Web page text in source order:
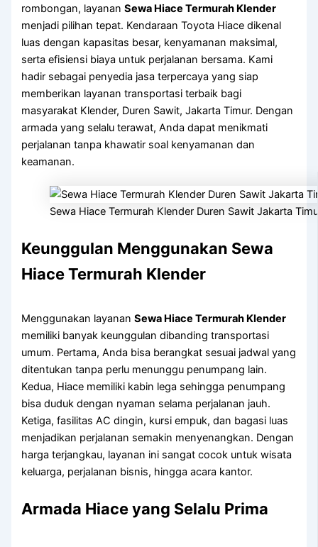
rombongan, layananSewa Hiace Termurah Klender
menjadi pilihan tepat. Kendaraan Toyota Hiace dikenal
luas dengan kapasitas besar, kenyamanan maksimal,
serta efisiensi biaya untuk perjalanan bersama. Kami
hadir sebagai penyedia jasa terpercaya yang siap
memberikan layanan transportasi terbaik bagi
masyarakat Klender, Duren Sawit, Jakarta Timur. Dengan
armada yang selalu terawat, Anda dapat menikmati
perjalanan tanpa khawatir soal kenyamanan dan
keamanan.
Sewa Hiace Termurah Klender Duren Sawit Jakarta
Keunggulan Menggunakan Sewa
Hiace Termurah Klender
Menggunakan layananSewa Hiace Termurah Klender
memiliki banyak keunggulan dibanding transportasi
umum. Pertama, Anda bisa berangkat sesuai jadwal yang
ditentukan tanpa perlu menunggu penumpang lain.
Kedua, Hiace memiliki kabin lega sehingga penumpang
bisa duduk dengan nyaman selama perjalanan jauh.
Ketiga, fasilitas AC dingin, kursi empuk, dan bagasi luas
menjadikan perjalanan semakin menyenangkan. Dengan
harga terjangkau, layanan ini sangat cocok untuk wisata
keluarga, perjalanan bisnis, hingga acara kantor.
Armada Hiace yang Selalu Prima